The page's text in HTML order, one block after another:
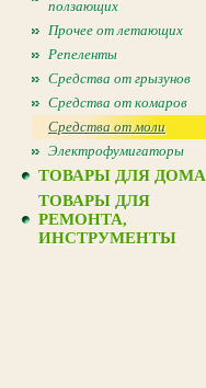
ползающих
Прочее от летающих
Репеленты
Средства от грызунов
Средства от комаров
Средства от моли
Электрофумигаторы
ТОВАРЫ ДЛЯ ДОМА
ТОВАРЫ ДЛЯ
РЕМОНТА,
ИНСТРУМЕНТЫ